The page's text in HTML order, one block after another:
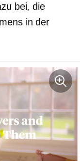
bei, die
in der